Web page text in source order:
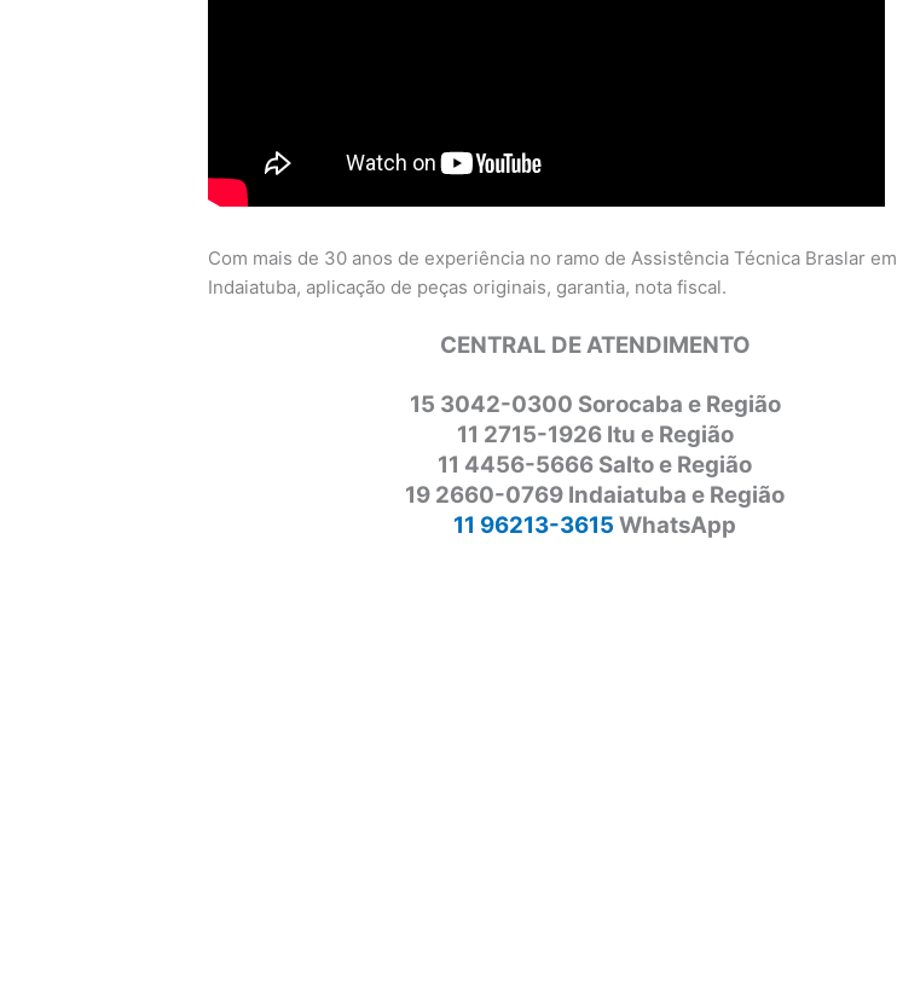
Com mais de 30 anos de experiência no ramo de Assistência Técnica Braslar em
Indaiatuba, aplicação de peças originais, garantia, nota fiscal.
CENTRAL DE ATENDIMENTO
15 3042-0300 Sorocaba e Região
11 2715-1926 Itu e Região
11 4456-5666 Salto e Região
19 2660-0769 Indaiatuba e Região
11 96213-3615 WhatsApp